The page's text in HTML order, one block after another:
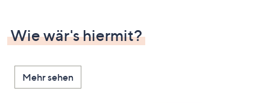
Wie wär's hiermit?
Mehr sehen